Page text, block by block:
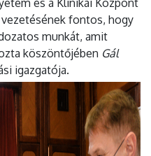
fontos, hogy
munkát, amit
köszöntőjében Gál
igazgatója.